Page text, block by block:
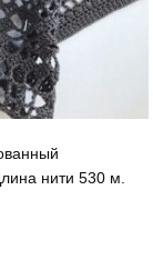
нити 530 м.